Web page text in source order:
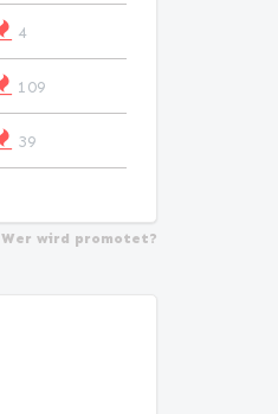
4
109
39
Wer wird promotet?